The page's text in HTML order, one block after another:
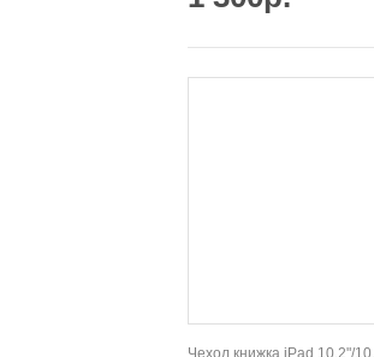
Чехол книжка iPad 10.2"/